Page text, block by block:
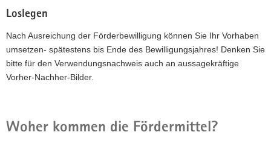
Loslegen
Nach Ausreichung der Förderbewilligung können Sie Ihr Vorhaben
umsetzen- spätestens bis Ende des Bewilligungsjahres! Denken Sie
bitte für den Verwendungsnachweis auch an aussagekräftige
Vorher-Nachher-Bilder.
Woher kommen die Fördermittel?